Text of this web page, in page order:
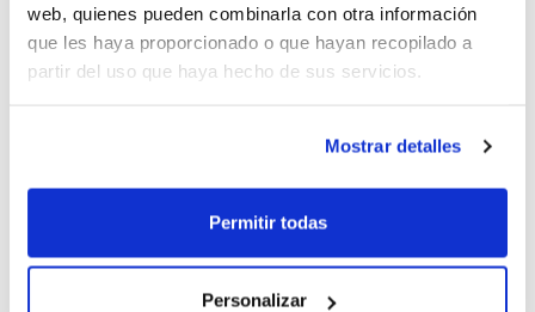
web, quienes pueden combinarla con otra información
que les haya proporcionado o que hayan recopilado a
partir del uso que haya hecho de sus servicios.
Mostrar detalles
Permitir todas
Personalizar
es van enfocar en el treball de
posicionament en la pista amb dos àrbitres
la seua senyalització. Després dels partits,
rebien tant en parelles com de manera